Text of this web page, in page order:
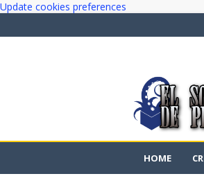
Update cookies preferences
HOME